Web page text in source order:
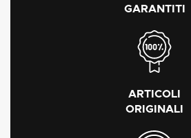
GARANTITI
ARTICOLI
ORIGINALI